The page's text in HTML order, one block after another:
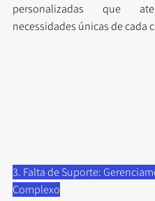
personalizadas que
necessidades únicas de cada
3. Falta de Suporte:
Complexo